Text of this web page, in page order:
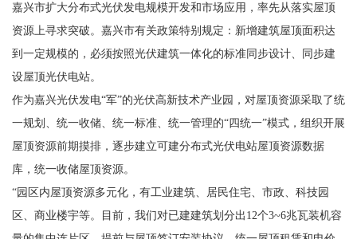
嘉兴市扩大分布式光伏发电规模开发和市场应用，率先从落实屋顶
资源上寻求突破。嘉兴市有关政策特别规定：新增建筑屋顶面积达
到一定规模的，必须按照光伏建筑一体化的标准同步设计、同步建
设屋顶光伏电站。
作为嘉兴光伏发电“军”的光伏高新技术产业园，对屋顶资源采取了统
一规划、统一收储、统一标准、统一管理的“四统一”模式，组织开展
屋顶资源前期摸排，逐步建立可建分布式光伏电站屋顶资源数据
库，统一收储屋顶资源。
“园区内屋顶资源多元化，有工业建筑、居民住宅、市政、科技园
区、商业楼宇等。目前，我们对已建建筑划分出12个3~6兆瓦装机容